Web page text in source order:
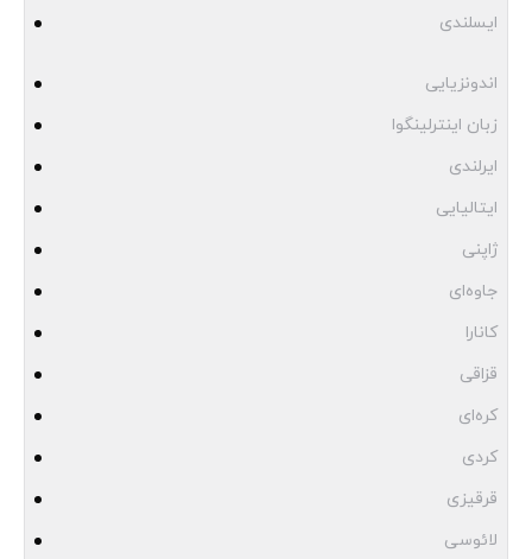
ایسلندی
اندونزیایی
زبان اینترلینگوا
ایرلندی
ایتالیایی
ژاپنی
جاوه‌ای
کانارا
قزاقی
کره‌ای
کردی
قرقیزی
لائوسی